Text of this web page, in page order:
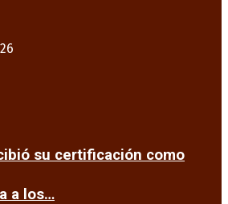
su certificación como
a los…